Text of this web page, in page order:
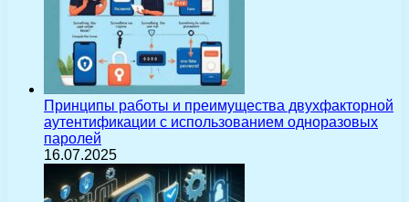
Принципы работы и преимущества двухфакторной
аутентификации с использованием одноразовых
паролей
16.07.2025